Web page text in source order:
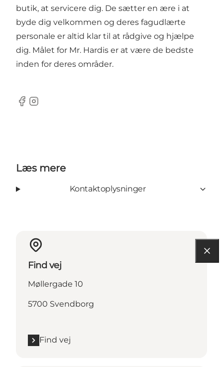
butik, at servicere dig. De sætter en ære i at
byde dig velkommen og deres fagudlærte
personale er altid klar til at rådgive og hjælpe
dig. Målet for Mr. Hardis er at være de bedste
inden for deres områder.
Facebook
Instagram
Læs mere
Kontaktoplysninger
Find vej
Møllergade 10
5700 Svendborg
Find vej